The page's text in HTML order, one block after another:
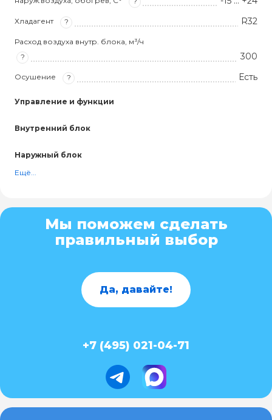
Хладагент ? R32
Расход воздуха внутр. блока, м³/ч
?
300
Осушение ? Есть
Управление и функции
Внутренний блок
Наружный блок
Ещё...
Мы поможем сделать
правильный выбор
Да, давайте!
+7 (495) 021-04-71